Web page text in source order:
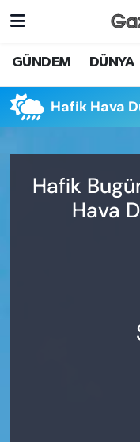
GÜNDEM DÜNYA
Hafik Hava
Hafik
Hava
DÜNYA
EKONOMİ
YENİ
GAZETECİLİĞİNİ
Nöbetçi
Hava Durumu
Trafik Durumu
Süper Lig